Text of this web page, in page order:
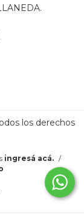
los derechos
ingresá acá. /